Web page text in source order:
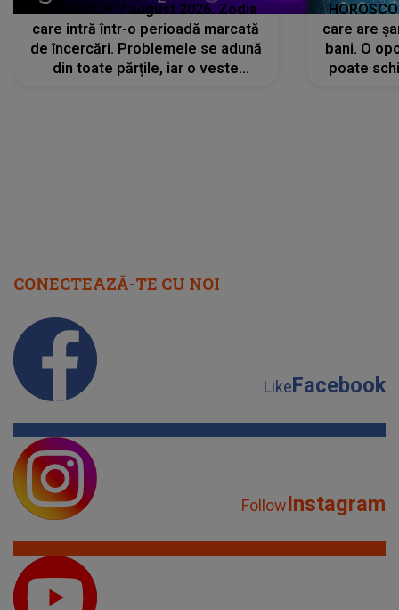
HOROSCOP 7 august 2026. Zodia
care intră într-o perioadă marcată
de încercări. Problemele se adună
din toate părțile, iar o veste
care are
bani. O
poate
CONECTEAZĂ-TE CU NOI
LikeFacebook
FollowInstagram